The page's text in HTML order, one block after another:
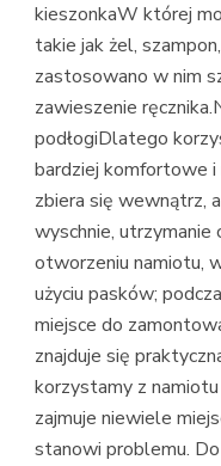
kieszonkaW której
takie jak żel,
zastosowano w nim
zawieszenie
podłogiDlatego
bardziej komfortowe
zbiera się wewnątrz,
wyschnie,
otworzeniu namiotu,
użyciu pasków;
miejsce do
znajduje się
korzystamy z namiotu
zajmuje niewiele
stanowi problemu.